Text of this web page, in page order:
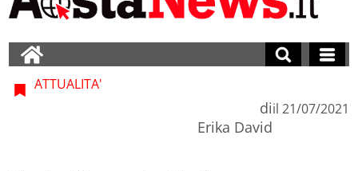
ATTUALITA'
di
Erika David
il 21/07/2021